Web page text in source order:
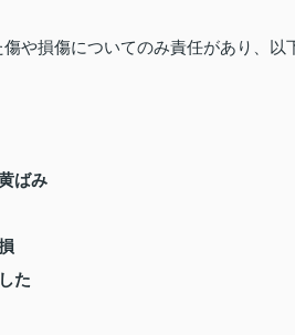
や損傷についてのみ責任があり、以
ばみ
た